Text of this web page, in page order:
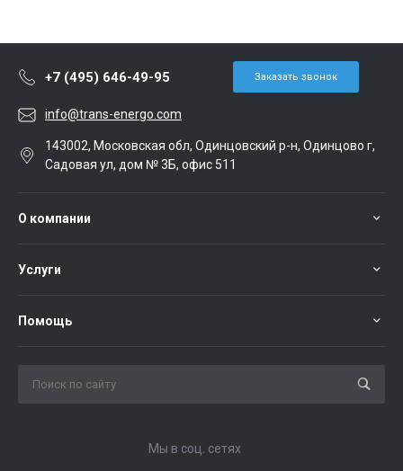
+7 (495) 646-49-95 Заказать звонок
info@trans-energo.com
143002, Московская обл, Одинцовский р-н, Одинцово г,
Садовая ул, дом № 3Б, офис 511
О компании
Услуги
Помощь
Мы в соц. сетях